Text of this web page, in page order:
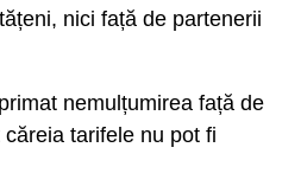
nici față de partenerii
nemulțumirea față de
tarifele nu pot fi